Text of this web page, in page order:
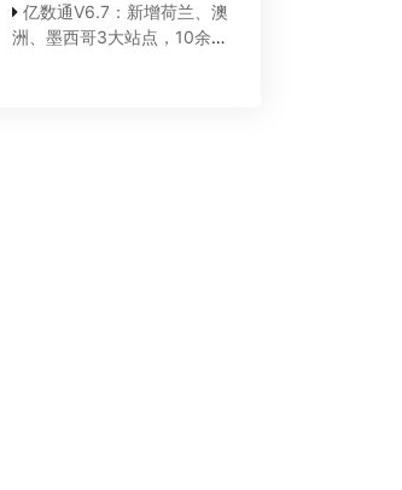
亿数通V6.7：新增荷兰、澳
洲、墨西哥3大站点，10余项